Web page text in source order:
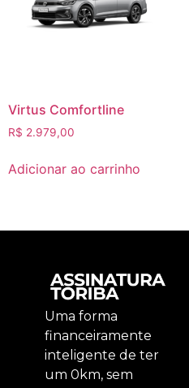
Virtus Comfortline
R$ 2.979,00
Adicionar ao carrinho
Uma forma
financeiramente
inteligente de ter
um 0km, sem